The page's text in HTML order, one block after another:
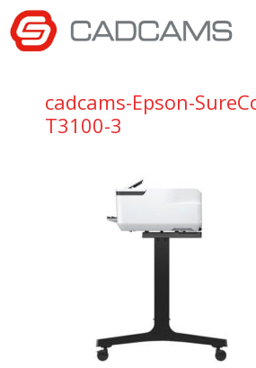
Aller
au
contenu
cadcams-Epson-
T3100-3